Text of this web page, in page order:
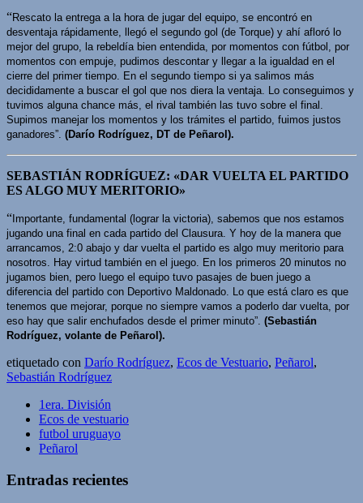
“Rescato la entrega a la hora de jugar del equipo, se encontró en
desventaja rápidamente, llegó el segundo gol (de Torque) y ahí afloró lo
mejor del grupo, la rebeldía bien entendida, por momentos con fútbol, por
momentos con empuje, pudimos descontar y llegar a la igualdad en el
cierre del primer tiempo. En el segundo tiempo si ya salimos más
decididamente a buscar el gol que nos diera la ventaja. Lo conseguimos y
tuvimos alguna chance más, el rival también las tuvo sobre el final.
Supimos manejar los momentos y los trámites el partido, fuimos justos
ganadores”. (Darío Rodríguez, DT de Peñarol).
SEBASTIÁN RODRÍGUEZ: «DAR VUELTA EL PARTIDO
ES ALGO MUY MERITORIO»
“ Importante, fundamental (lograr la victoria), sabemos que nos estamos
jugando una final en cada partido del Clausura. Y hoy de la manera que
arrancamos, 2:0 abajo y dar vuelta el partido es algo muy meritorio para
nosotros. Hay virtud también en el juego. En los primeros 20 minutos no
jugamos bien, pero luego el equipo tuvo pasajes de buen juego a
diferencia del partido con Deportivo Maldonado. Lo que está claro es que
tenemos que mejorar, porque no siempre vamos a poderlo dar vuelta, por
eso hay que salir enchufados desde el primer minuto”. (Sebastián
Rodríguez, volante de Peñarol).
etiquetado con Darío Rodríguez, Ecos de Vestuario, Peñarol,
Sebastián Rodríguez
1era. División
Ecos de vestuario
futbol uruguayo
Peñarol
Entradas recientes